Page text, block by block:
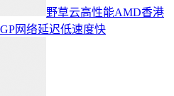
野草云高性能AMD香港
网络延迟低速度快